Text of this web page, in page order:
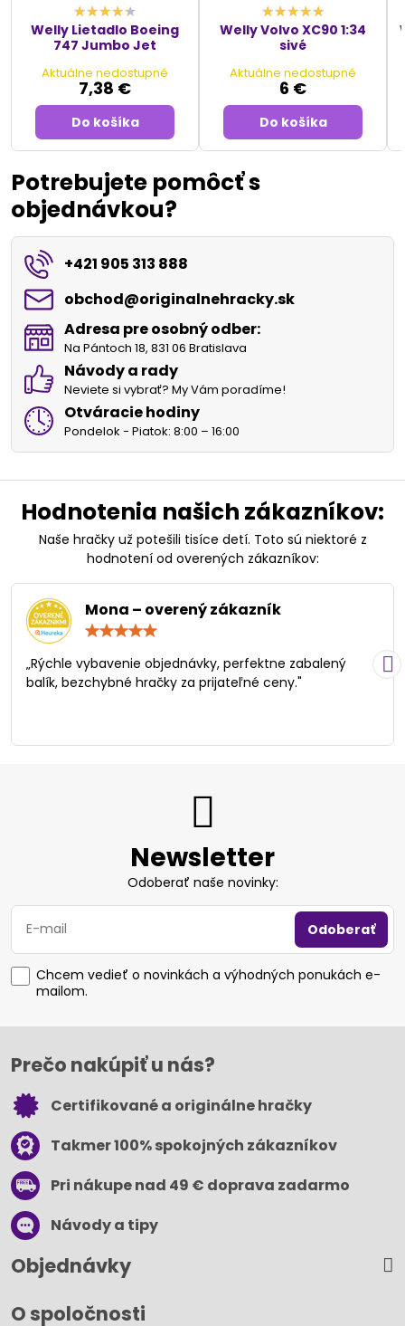
Welly Lietadlo Boeing
747 Jumbo Jet
Aktuálne nedostupné
7,38 €
Do košíka
Welly Volvo XC90 1:34
sivé
Aktuálne nedostupné
6 €
Do košíka
Potrebujete pomôcť s
objednávkou?
+421 905 313 888
obchod​@originalnehracky​.sk
Adresa pre osobný odber:
Na Pántoch 18, 831 06 Bratislava
Návody a rady
Neviete si vybrať? My Vám poradíme!
Otváracie hodiny
Pondelok - Piatok: 8:00 – 16:00
Hodnotenia našich zákazníkov:
Naše hračky už potešili tisíce detí. Toto sú niektoré z
hodnotení od overených zákazníkov:
Mona – overený zákazník
/
5
„Rýchle vybavenie objednávky, perfektne zabalený
balík, bezchybné hračky za prijateľné ceny."
Newsletter
Odoberať naše novinky:
Odoberať
Chcem vedieť o novinkách a výhodných ponukách e-
mailom.
Prečo nakúpiť u nás?
Certifikované a originálne hračky
Takmer 100% spokojných zákazníkov
Pri nákupe nad 49 € doprava zadarmo
Návody a tipy
Objednávky
O spoločnosti